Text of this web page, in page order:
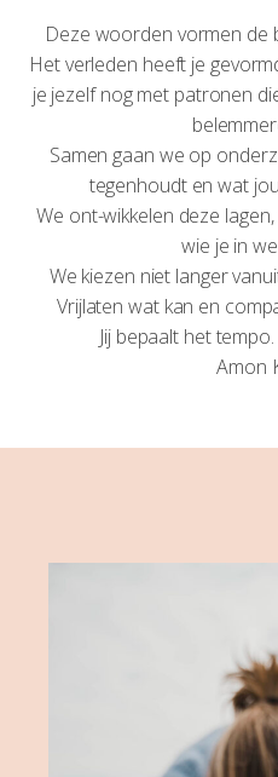
Deze woorden vormen de
Het verleden heeft je
je jezelf nog met patronen
Samen gaan we op
tegenhoudt en wat
We ont-wikkelen deze
wie je in
We kiezen niet langer
Vrijlaten wat kan en
Jij bepaalt het
Amon